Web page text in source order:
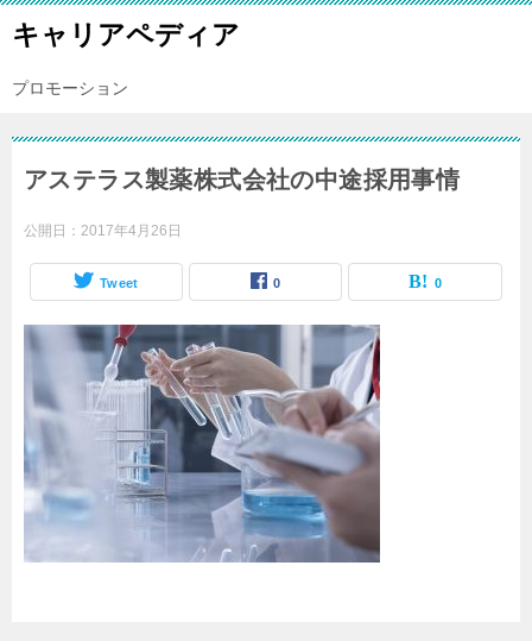
キャリアペディア
プロモーション
アステラス製薬株式会社の中途採用事情
公開日： 2017年4月26日
Tweet 0 0